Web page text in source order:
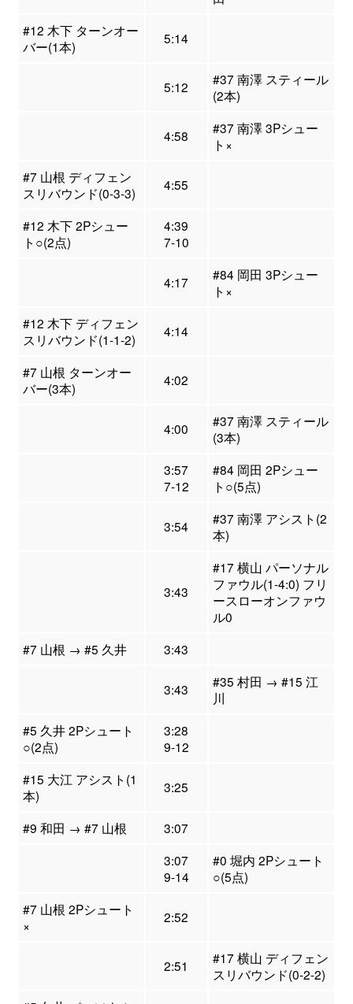
#12 木下 ターンオー
バー(1本)
5:14
5:12
#37 南澤 スティール
(2本)
4:58
#37 南澤 3Pシュー
ト×
#7 山根 ディフェン
スリバウンド(0-3-3)
4:55
#12 木下 2Pシュー
ト○(2点)
4:39
7-10
4:17
#84 岡田 3Pシュー
ト×
#12 木下 ディフェン
スリバウンド(1-1-2)
4:14
#7 山根 ターンオー
バー(3本)
4:02
4:00
#37 南澤 スティール
(3本)
3:57
7-12
#84 岡田 2Pシュー
ト○(5点)
3:54
#37 南澤 アシスト(2
本)
3:43
#17 横山 パーソナル
ファウル(1-4:0) フリ
ースローオンファウ
ル0
#7 山根 → #5 久井
3:43
3:43
#35 村田 → #15 江
川
#5 久井 2Pシュート
○(2点)
3:28
9-12
#15 大江 アシスト(1
本)
3:25
#9 和田 → #7 山根
3:07
3:07
9-14
#0 堀内 2Pシュート
○(5点)
#7 山根 2Pシュート
×
2:52
2:51
#17 横山 ディフェン
スリバウンド(0-2-2)